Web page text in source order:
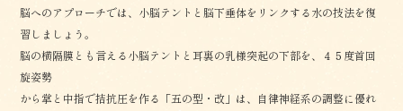
脳へのアプローチでは、小脳テントと脳下垂体をリンクする水の技法を復
習しましょう。
脳の横隔膜とも言える小脳テントと耳裏の乳様突起の下部を、４５度首回
旋姿勢
から掌と中指で拮抗圧を作る「五の型・改」は、自律神経系の調整に優れ